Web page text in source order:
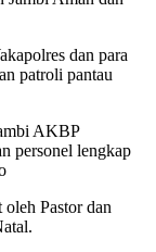
dan para
patroli pantau
AKBP
personel lengkap
Pastor dan